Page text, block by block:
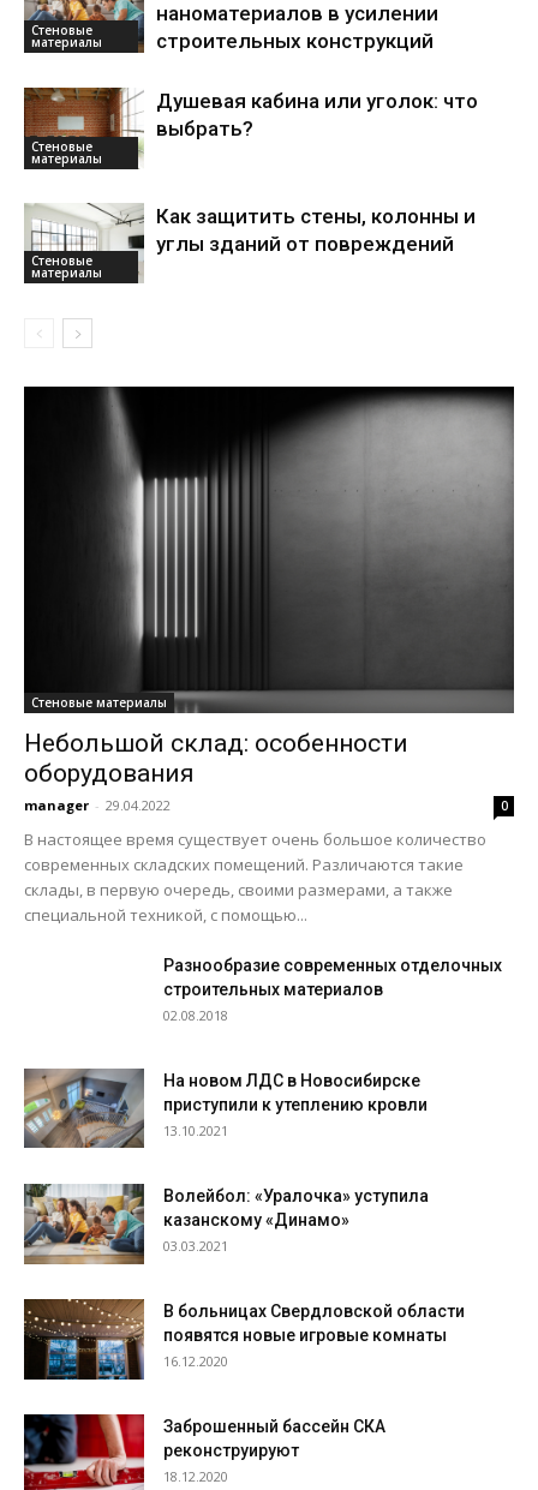
Стеновые
материалы
наноматериалов в усилении
строительных конструкций
Стеновые
материалы
Душевая кабина или уголок: что
выбрать?
Стеновые
материалы
Как защитить стены, колонны и
углы зданий от повреждений
Стеновые материалы
Небольшой склад: особенности
оборудования
manager - 29.04.2022 0
В настоящее время существует очень большое количество
современных складских помещений. Различаются такие
склады, в первую очередь, своими размерами, а также
специальной техникой, с помощью...
Разнообразие современных отделочных
строительных материалов
02.08.2018
На новом ЛДС в Новосибирске
приступили к утеплению кровли
13.10.2021
Волейбол: «Уралочка» уступила
казанскому «Динамо»
03.03.2021
В больницах Свердловской области
появятся новые игровые комнаты
16.12.2020
Заброшенный бассейн СКА
реконструируют
18.12.2020